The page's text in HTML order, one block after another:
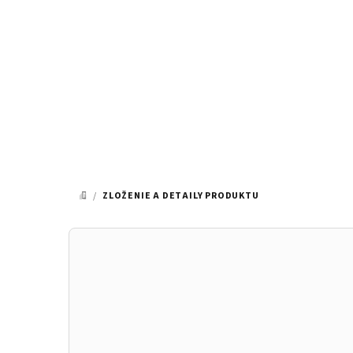
DOMOV
/ ZLOŽENIE A DETAILY PRODUKTU
B